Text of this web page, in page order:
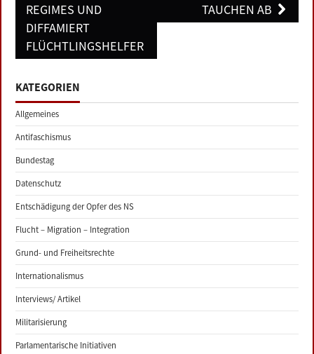
REGIMES UND
DIFFAMIERT
FLÜCHTLINGSHELFER
TAUCHEN AB
KATEGORIEN
Allgemeines
Antifaschismus
Bundestag
Datenschutz
Entschädigung der Opfer des NS
Flucht – Migration – Integration
Grund- und Freiheitsrechte
Internationalismus
Interviews/ Artikel
Militarisierung
Parlamentarische Initiativen